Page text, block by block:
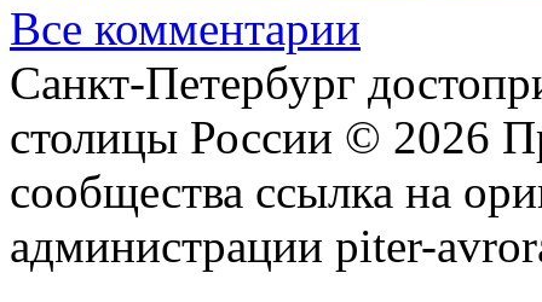
Все комментарии
Санкт-Петербург
столицы России © 2026
сообщества ссылка на
администрации piter-